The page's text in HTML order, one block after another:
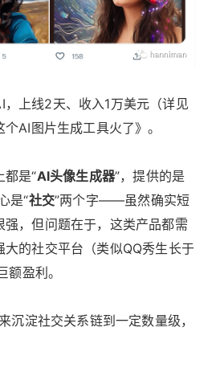
上线2天、收入1万美元（详见
个AI图片生成工具火了》。
都是“AI头像生成器”，提供的是
是“社交”两个字——虽然确实短
，但问题在于，这类产品都需
的社交平台（类似QQ秀生长于
额盈利。
沉淀社交关系链到一定数量级，